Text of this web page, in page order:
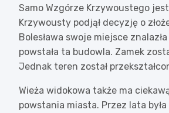
Samo Wzgórze Krzywoustego
Krzywousty podjął decyzję o
Bolesława swoje miejsce
powstała ta budowla. Zamek
Jednak teren został
Wieża widokowa także ma
powstania miasta. Przez lata